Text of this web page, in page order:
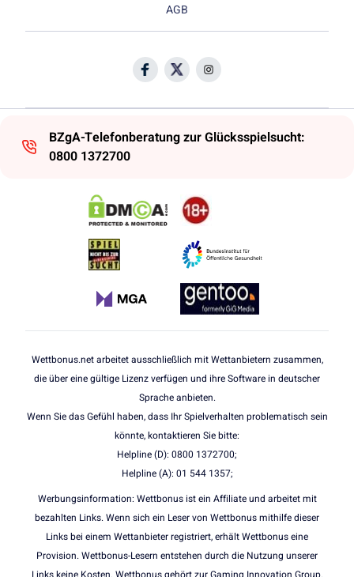
AGB
BZgA-Telefonberatung zur Glücksspielsucht:
0800 1372700
Wettbonus.net arbeitet ausschließlich mit Wettanbietern zusammen,
die über eine gültige Lizenz verfügen und ihre Software in deutscher
Sprache anbieten.
Wenn Sie das Gefühl haben, dass Ihr Spielverhalten problematisch sein
könnte, kontaktieren Sie bitte:
Helpline (D): 0800 1372700;
Helpline (A): 01 544 1357;
Werbungsinformation: Wettbonus ist ein Affiliate und arbeitet mit
bezahlten Links. Wenn sich ein Leser von Wettbonus mithilfe dieser
Links bei einem Wettanbieter registriert, erhält Wettbonus eine
Provision. Wettbonus-Lesern entstehen durch die Nutzung unserer